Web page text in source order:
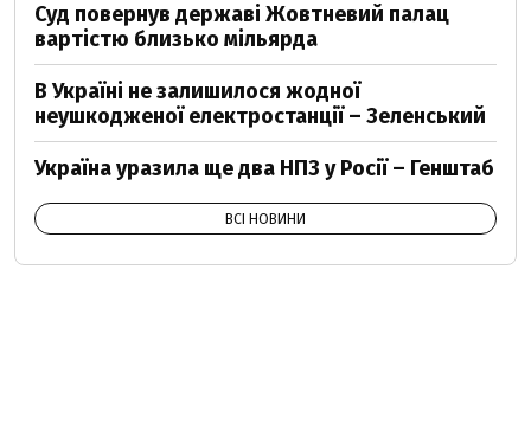
Суд повернув державі Жовтневий палац
вартістю близько мільярда
В Україні не залишилося жодної
неушкодженої електростанції – Зеленський
Україна уразила ще два НПЗ у Росії – Генштаб
ВСІ НОВИНИ